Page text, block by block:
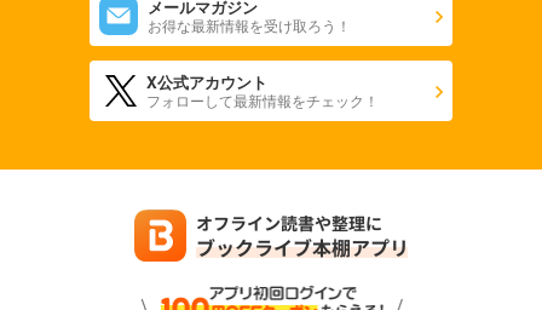
メールマガジン
お得な最新情報を受け取ろう！
X公式アカウント
フォローして最新情報をチェック！